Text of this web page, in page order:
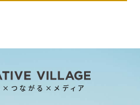
×つながる×メディア